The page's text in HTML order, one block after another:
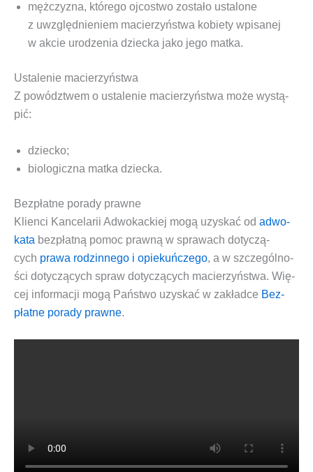
męż­czy­zna, któ­re­go ojco­stwo zosta­ło usta­lo­ne
z uwzględ­nie­niem macie­rzyń­stwa kobie­ty wpi­sa­nej
w akcie uro­dze­nia dziec­ka jako jego matka.
Ustalenie macierzyństwa
Z powódz­twem o usta­le­nie macie­rzyń­stwa może wystą­
pić:
dziec­ko;
bio­lo­gicz­na mat­ka dziecka.
Bezpłatne porady prawne
Klien­ci Kan­ce­la­rii Adwo­kac­kiej mogą uzy­skać od adwo­
ka­ta bez­płat­ną pomoc praw­ną w spra­wach doty­czą­
cych pra­wa rodzin­ne­go i opie­kuń­cze­go, a w szcze­gól­no­
ści doty­czą­cych spraw doty­czą­cych macie­rzyń­stwa. Wię­
cej infor­ma­cji mogą Pań­stwo uzy­skać w zakład­ce Bez­
płat­ne pora­dy praw­ne.